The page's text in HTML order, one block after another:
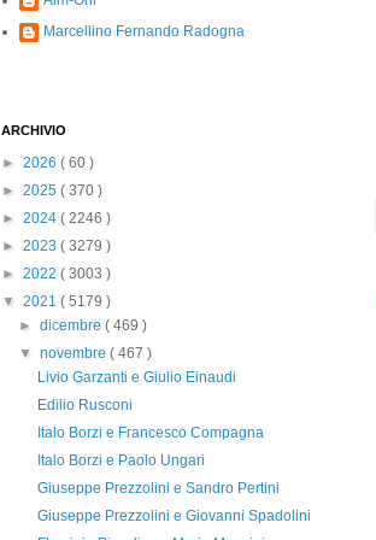
Marcellino Fernando Radogna
ARCHIVIO
► 2026 ( 60 )
► 2025 ( 370 )
► 2024 ( 2246 )
► 2023 ( 3279 )
► 2022 ( 3003 )
▼ 2021 ( 5179 )
►dicembre( 469 )
▼novembre( 467 )
Livio Garzanti e Giulio Einaudi
Edilio Rusconi
Italo Borzi e Francesco Compagna
Italo Borzi e Paolo Ungari
Giuseppe Prezzolini e Sandro Pertini
Giuseppe Prezzolini e Giovanni Spadolini